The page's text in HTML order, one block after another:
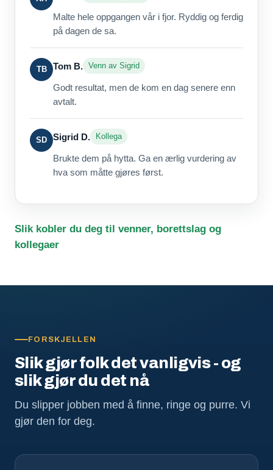
Malte hele oppgangen vår i fjor. Ryddig og ferdig
på dagen de sa.
TB Tom B. Venn av Sigrid
Godt resultat, men de kom en dag senere enn
avtalt.
SD Sigrid D. Kollega
Brukte dem på hytta. Ga en ærlig vurdering av
hva som måtte gjøres først.
Slik kobler du deg til venner, borettslag og
kollegaer
FORSKJELLEN
Slik gjør folk det vanligvis - og
slik gjør du det nå
Du slipper jobben med å finne, ringe og purre. Vi
gjør den for deg.